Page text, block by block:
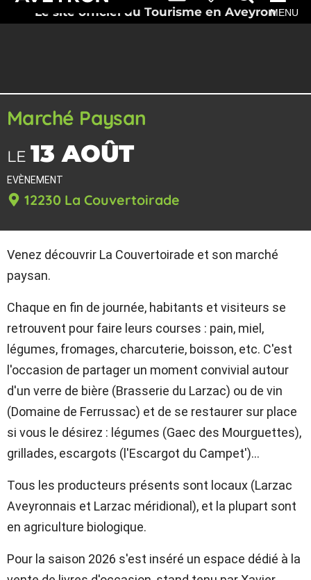
Le site officiel du Tourisme en AveyronMENU
Marché Paysan
LE 13 AOÛT
EVÈNEMENT
12230 La Couvertoirade
Venez découvrir La Couvertoirade et son marché
paysan.
Chaque en fin de journée, habitants et visiteurs se
retrouvent pour faire leurs courses : pain, miel,
légumes, fromages, charcuterie, boisson, etc. C'est
l'occasion de partager un moment convivial autour
d'un verre de bière (Brasserie du Larzac) ou de vin
(Domaine de Ferrussac) et de se restaurer sur place
si vous le désirez : légumes (Gaec des Mourguettes),
grillades, escargots (l'Escargot du Campet')...
Tous les producteurs présents sont locaux (Larzac
Aveyronnais et Larzac méridional), et la plupart sont
en agriculture biologique.
Pour la saison 2026 s'est inséré un espace dédié à la